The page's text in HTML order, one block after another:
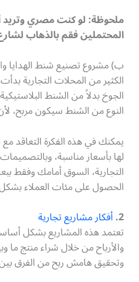
ملحوظة: لو كنت مصري وتريد
المحتملين فقم بالذهاب لشارع 306 في المعادي –
ب) مشروع تصنيع شنط الهدايا
الكثير من المحلات التجارية
الجوخ بدلاً من الشنط
النوع من الشنط سيكون مربح،
يمكنك في هذه الفكرة التعاقد
لها بأسعار مناسبة،
التجارية، السوق أمامك وفقط
الحصول على مئات العملاء
2. أفكار مشاريع تجارية
تعتمد هذه المشاريع بشكل
والأرباح من خلال شراء منتج ما
وتحقيق هامش ربح من الفرق